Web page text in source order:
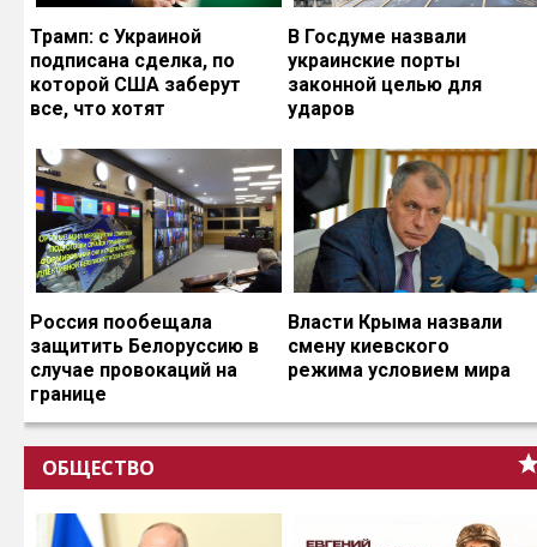
Трамп: с Украиной
подписана сделка, по
которой США заберут
все, что хотят
В Госдуме назвали
украинские порты
законной целью для
ударов
Россия пообещала
защитить Белоруссию в
случае провокаций на
границе
Власти Крыма назвали
смену киевского
режима условием мира
ОБЩЕСТВО